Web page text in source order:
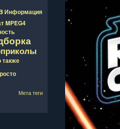
Информация
MPEG4
также
Мета теги